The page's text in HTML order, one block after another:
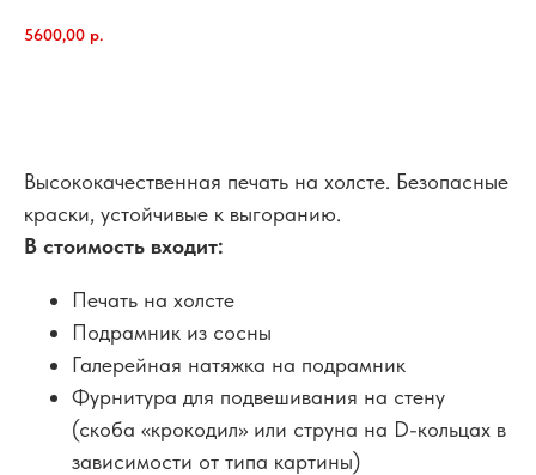
5600,00 р.
Высококачественная печать на холсте. Безопасные
краски, устойчивые к выгоранию.
В стоимость входит:
Печать на холсте
Подрамник из сосны
Галерейная натяжка на подрамник
Фурнитура для подвешивания на стену
(скоба «крокодил» или струна на D-кольцах в
зависимости от типа картины)